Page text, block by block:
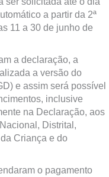
a partir da 2ª
11 a 30 de junho de
a declaração, a
a versão do
e assim será possível
inclusive
na Declaração, aos
Distrital,
Criança e do
o pagamento